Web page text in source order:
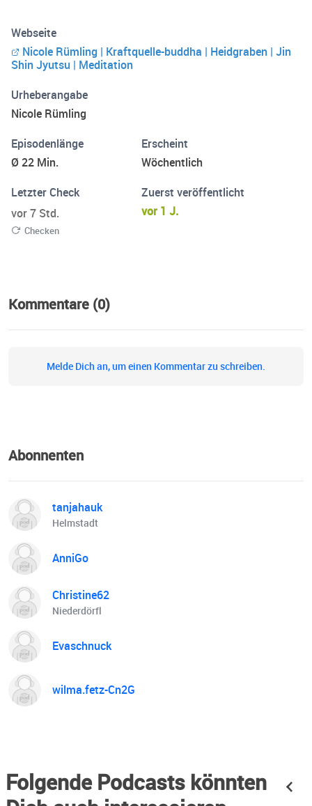
Praxis. In diesem Podcast teilen wir gemeinsam Momente
der inneren Ruhe, Inspiration und des Wohlbefindens.
Lass uns zusammen entspannen, durchatmen und zu uns
selbst finden – sowohl in kurzen Atemsequenzen als auch
in Meditationen und Traumreisen für alle Altersgruppen.
Ich freue mich darauf, dich auf dieser Reise zu begleiten.
Gemeinsam finden wir Entspannung, Gelassenheit und
innere Stille. Liebe Grüße, Eure Nicole
Webseite
Nicole Rümling | Kraftquelle-buddha | Heidgraben | Jin
Shin Jyutsu | Meditation
Urheberangabe
Nicole Rümling
Episodenlänge
Ø 22 Min.
Erscheint
Wöchentlich
Letzter Check
vor 7 Std.
Checken
Zuerst veröffentlicht
vor 1 J.
Kommentare (0)
Melde Dich an, um einen Kommentar zu schreiben.
Abonnenten
tanjahauk
Helmstadt
AnniGo
Christine62
Niederdörfl
Evaschnuck
wilma.fetz-Cn2G
Folgende Podcasts könnten